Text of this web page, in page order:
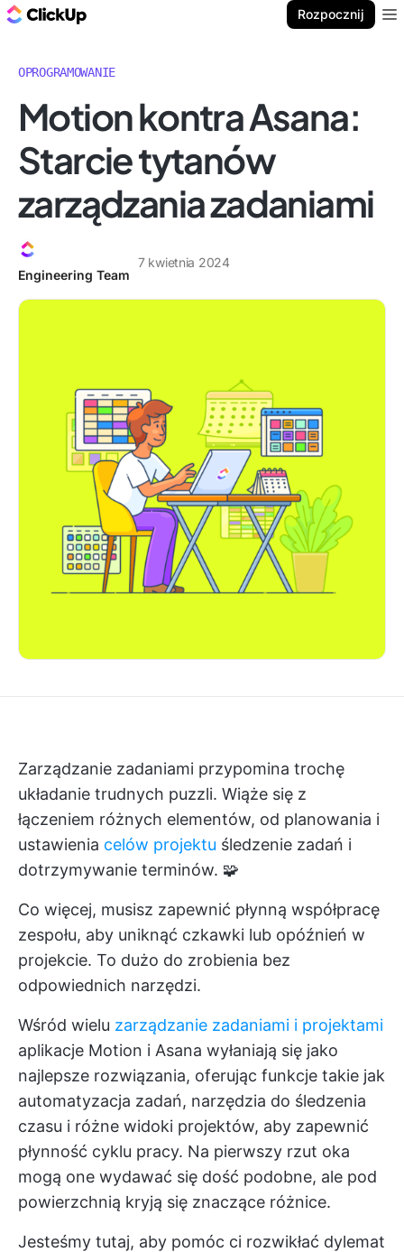
Rozpocznij
OPROGRAMOWANIE
Motion kontra Asana:
Starcie tytanów
zarządzania zadaniami
Engineering Team
7 kwietnia 2024
Zarządzanie zadaniami przypomina trochę
układanie trudnych puzzli. Wiąże się z
łączeniem różnych elementów, od planowania i
ustawienia celów projektu śledzenie zadań i
dotrzymywanie terminów. 🧩
Co więcej, musisz zapewnić płynną współpracę
zespołu, aby uniknąć czkawki lub opóźnień w
projekcie. To dużo do zrobienia bez
odpowiednich narzędzi.
Wśród wielu zarządzanie zadaniami i projektami
aplikacje Motion i Asana wyłaniają się jako
najlepsze rozwiązania, oferując funkcje takie jak
automatyzacja zadań, narzędzia do śledzenia
czasu i różne widoki projektów, aby zapewnić
płynność cyklu pracy. Na pierwszy rzut oka
mogą one wydawać się dość podobne, ale pod
powierzchnią kryją się znaczące różnice.
Jesteśmy tutaj, aby pomóc ci rozwikłać dylemat